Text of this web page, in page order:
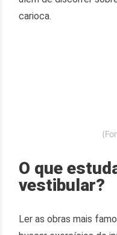
carioca.
O que
vestibular?
Ler as obras mais